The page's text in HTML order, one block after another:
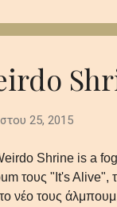
synths το
25, 2015
Shrine is a
τους "It's Alive",
νέο τους